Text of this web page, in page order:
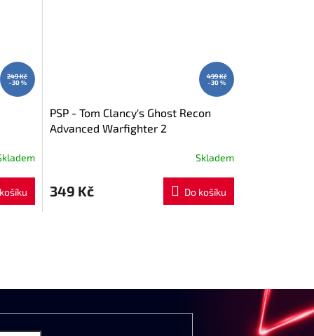
249 Kč
–30 %
499 Kč
–30 %
PSP - Tom Clancy's Ghost Recon
Advanced Warfighter 2
Skladem
349 Kč Do košíku